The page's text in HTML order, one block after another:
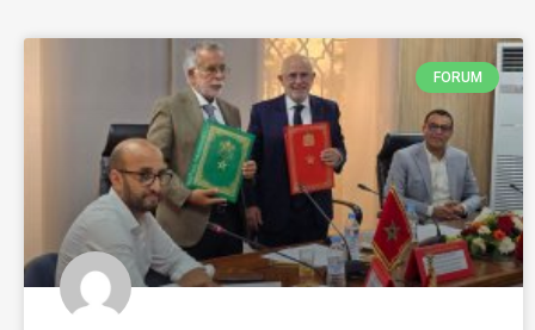
FORUM